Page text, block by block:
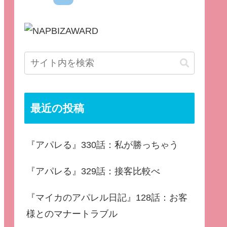
最近の投稿
『アパレる』330話：私が勝っちゃう
『アパレる』329話：接客比較べ
『マイカのアパレル日記』128話：お客
様とのマナートラブル